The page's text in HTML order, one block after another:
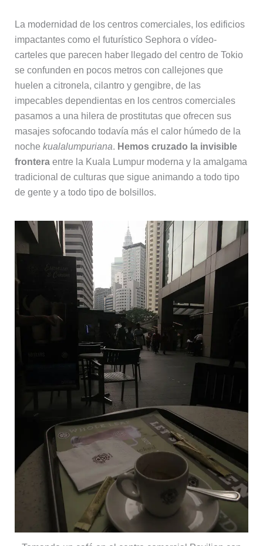
La modernidad de los centros comerciales, los edificios
impactantes como el futurístico Sephora o vídeo-
carteles que parecen haber llegado del centro de Tokio
se confunden en pocos metros con callejones que
huelen a citronela, cilantro y gengibre, de las
impecables dependientas en los centros comerciales
pasamos a una hilera de prostitutas que ofrecen sus
masajes sofocando todavía más el calor húmedo de la
noche kualalumpuriana. Hemos cruzado la invisible
fronteraentre la Kuala Lumpur moderna y la amalgama
tradicional de culturas que sigue animando a todo tipo
de gente y a todo tipo de bolsillos.